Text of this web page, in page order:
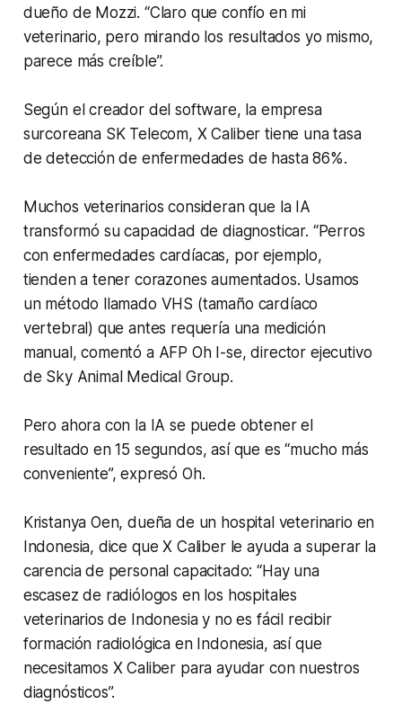
dueño de Mozzi. “Claro que confío en mi
veterinario, pero mirando los resultados yo mismo,
parece más creíble”.
Según el creador del software, la empresa
surcoreana SK Telecom, X Caliber tiene una tasa
de detección de enfermedades de hasta 86%.
Muchos veterinarios consideran que la IA
transformó su capacidad de diagnosticar. “Perros
con enfermedades cardíacas, por ejemplo,
tienden a tener corazones aumentados. Usamos
un método llamado VHS (tamaño cardíaco
vertebral) que antes requería una medición
manual, comentó a AFP Oh I-se, director ejecutivo
de Sky Animal Medical Group.
Pero ahora con la IA se puede obtener el
resultado en 15 segundos, así que es “mucho más
conveniente”, expresó Oh.
Kristanya Oen, dueña de un hospital veterinario en
Indonesia, dice que X Caliber le ayuda a superar la
carencia de personal capacitado: “Hay una
escasez de radiólogos en los hospitales
veterinarios de Indonesia y no es fácil recibir
formación radiológica en Indonesia, así que
necesitamos X Caliber para ayudar con nuestros
diagnósticos”.